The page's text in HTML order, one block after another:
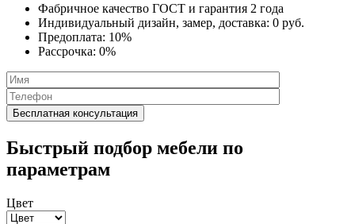
Фабричное качество ГОСТ и гарантия 2 года
Индивидуальный дизайн, замер, доставка: 0 руб.
Предоплата: 10%
Рассрочка: 0%
Быстрый подбор мебели по
параметрам
Цвет